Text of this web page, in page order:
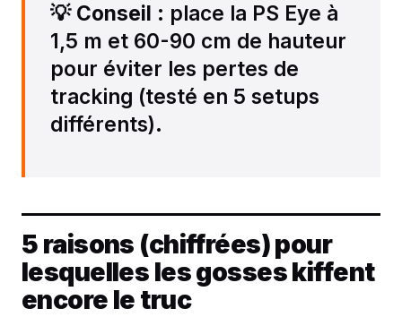
💡 Conseil : place la PS Eye à
1,5 m et 60-90 cm de hauteur
pour éviter les pertes de
tracking (testé en 5 setups
différents).
5 raisons (chiffrées) pour
lesquelles les gosses kiffent
encore le truc